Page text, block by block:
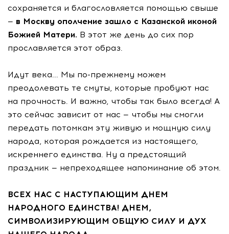
сохраняется и благословляется помощью свыше
— в Москву ополчение зашло с Казанской иконой
Божией Матери. В этот же день до сих пор
прославляется этот образ.
Идут века... Мы по-прежнему можем
преодолевать те смуты, которые пробуют нас
на прочность. И важно, чтобы так было всегда! А
это сейчас зависит от нас — чтобы мы смогли
передать потомкам эту живую и мощную силу
народа, которая рождается из настоящего,
искреннего единства. Ну а предстоящий
праздник — непреходящее напоминание об этом.
ВСЕХ НАС С НАСТУПАЮЩИМ ДНЕМ
НАРОДНОГО ЕДИНСТВА! ДНЕМ,
СИМВОЛИЗИРУЮЩИМ ОБЩУЮ СИЛУ И ДУХ